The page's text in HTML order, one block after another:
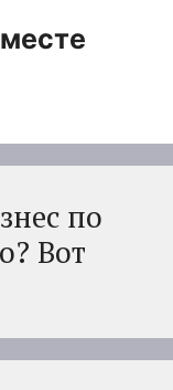
по
Вот